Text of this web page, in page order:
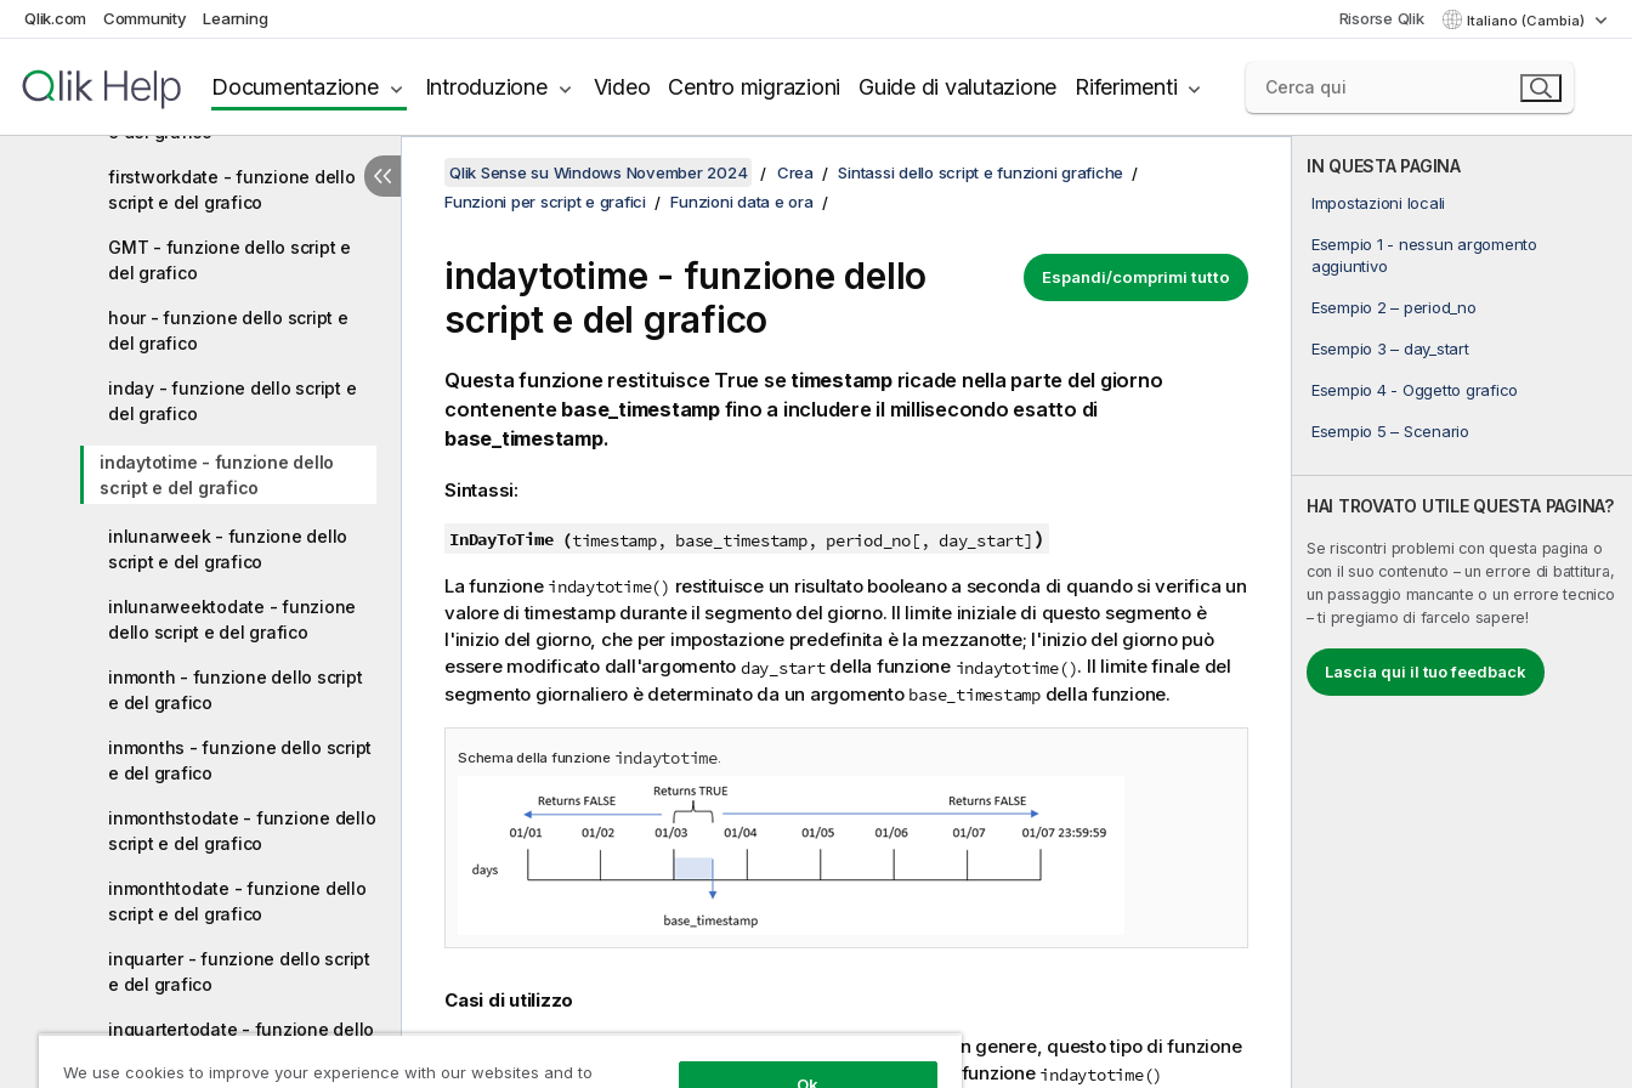
Qlik.com Community Learning Risorse Qlik Italiano (Cambia)
Documentazione Introduzione Video Centro migrazioni Guide di valutazione Riferimenti
daynumberofyear - funzione
daystart - funzione dello script
e del grafico
firstworkdate - funzione dello
script e del grafico
GMT - funzione dello script e
del grafico
hour - funzione dello script e
del grafico
inday - funzione dello script e
del grafico
indaytotime - funzione dello
script e del grafico
inlunarweek - funzione dello
script e del grafico
inlunarweektodate - funzione
dello script e del grafico
inmonth - funzione dello script
e del grafico
inmonths - funzione dello script
e del grafico
inmonthstodate - funzione dello
script e del grafico
inmonthtodate - funzione dello
script e del grafico
inquarter - funzione dello script
e del grafico
inquartertodate - funzione dello
IN QUESTA PAGINA
Impostazioni locali
Esempio 1 - nessun argomento
aggiuntivo
Esempio 2 – period_no
Esempio 3 – day_start
Esempio 4 - Oggetto grafico
Esempio 5 – Scenario
HAI TROVATO UTILE QUESTA PAGINA?
Se riscontri problemi con questa pagina o
con il suo contenuto – un errore di battitura,
un passaggio mancante o un errore tecnico
– ti pregiamo di farcelo sapere!
Lascia qui il tuo feedback
Qlik Sense su Windows November 2024 Crea
Sintassi dello script e funzioni grafiche
Funzioni per script e grafici
Funzioni data e ora
Espandi/comprimi tutto
indaytotime - funzione dello
script e del grafico
Questa funzione restituisce True se timestampricade nella parte del giorno
contenente base_timestampfino a includere il millisecondo esatto di
base_timestamp.
Sintassi:
InDayToTime (timestamp, base_timestamp, period_no[, day_start] )
La funzione indaytotime() restituisce un risultato booleano a seconda di quando si verifica un
valore di timestamp durante il segmento del giorno. Il limite iniziale di questo segmento è
l'inizio del giorno, che per impostazione predefinita è la mezzanotte; l'inizio del giorno può
essere modificato dall'argomento day_startdella funzione indaytotime(). Il limite finale del
segmento giornaliero è determinato da un argomento base_timestampdella funzione.
Schema della funzione indaytotime.
Casi di utilizzo
restituisce un risultato booleano. In genere, questo tipo di funzione
viene utilizzato come condizione in un file if expression . La funzione indaytotime()
We use cookies to improve your experience with our websites and to